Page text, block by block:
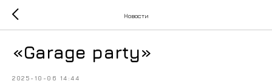
Новости
«Garage party»
2025-10-06 14:44